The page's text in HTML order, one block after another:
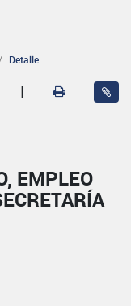
Detalle
|
EMPLEO